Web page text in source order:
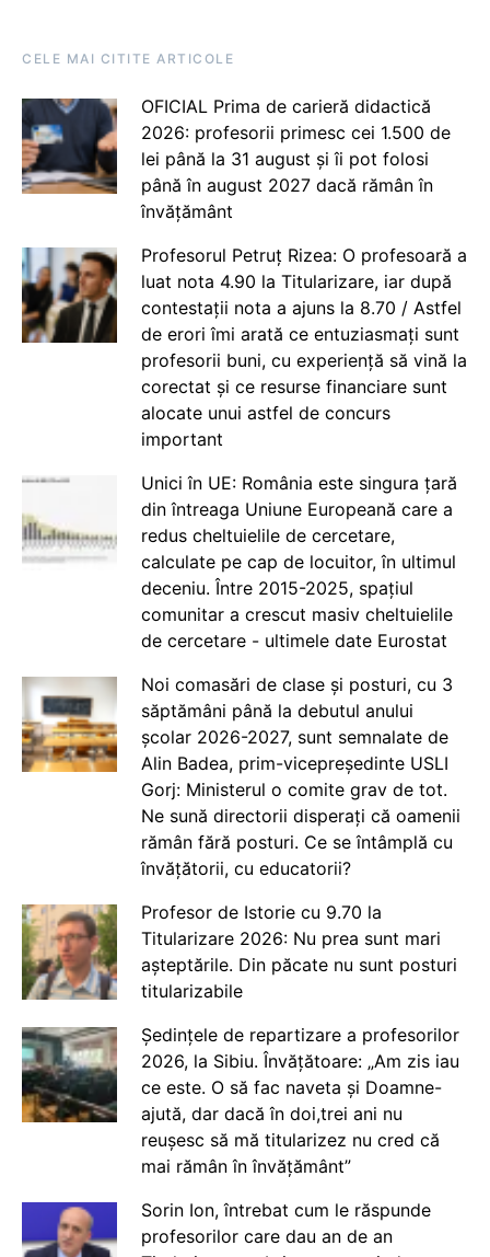
CELE MAI CITITE ARTICOLE
OFICIAL Prima de carieră didactică
2026: profesorii primesc cei 1.500 de
lei până la 31 august și îi pot folosi
până în august 2027 dacă rămân în
învățământ
Profesorul Petruț Rizea: O profesoară a
luat nota 4.90 la Titularizare, iar după
contestații nota a ajuns la 8.70 / Astfel
de erori îmi arată ce entuziasmați sunt
profesorii buni, cu experiență să vină la
corectat și ce resurse financiare sunt
alocate unui astfel de concurs
important
Unici în UE: România este singura țară
din întreaga Uniune Europeană care a
redus cheltuielile de cercetare,
calculate pe cap de locuitor, în ultimul
deceniu. Între 2015-2025, spațiul
comunitar a crescut masiv cheltuielile
de cercetare - ultimele date Eurostat
Noi comasări de clase și posturi, cu 3
săptămâni până la debutul anului
școlar 2026-2027, sunt semnalate de
Alin Badea, prim-vicepreședinte USLI
Gorj: Ministerul o comite grav de tot.
Ne sună directorii disperați că oamenii
rămân fără posturi. Ce se întâmplă cu
învățătorii, cu educatorii?
Profesor de Istorie cu 9.70 la
Titularizare 2026: Nu prea sunt mari
așteptările. Din păcate nu sunt posturi
titularizabile
Ședințele de repartizare a profesorilor
2026, la Sibiu. Învățătoare: „Am zis iau
ce este. O să fac naveta și Doamne-
ajută, dar dacă în doi,trei ani nu
reușesc să mă titularizez nu cred că
mai rămân în învățământ”
Sorin Ion, întrebat cum le răspunde
profesorilor care dau an de an